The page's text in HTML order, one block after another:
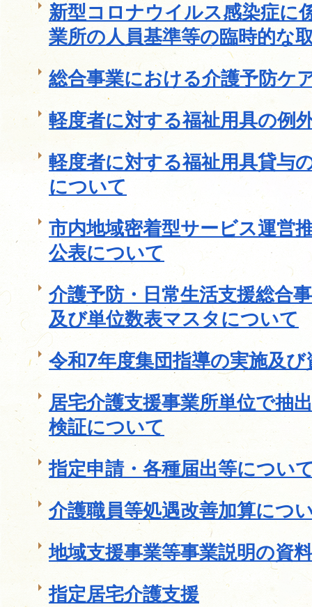
新型コロナウイルス感染症に
業所の人員基準等の臨時的な
総合事業における介護予防ケ
軽度者に対する福祉用具の例
軽度者に対する福祉用具貸与
について
市内地域密着型サービス運営
公表について
介護予防・日常生活支援総合
及び単位数表マスタについて
令和7年度集団指導の実施及
居宅介護支援事業所単位で抽
検証について
指定申請・各種届出等につい
介護職員等処遇改善加算につ
地域支援事業等事業説明の資
指定居宅介護支援